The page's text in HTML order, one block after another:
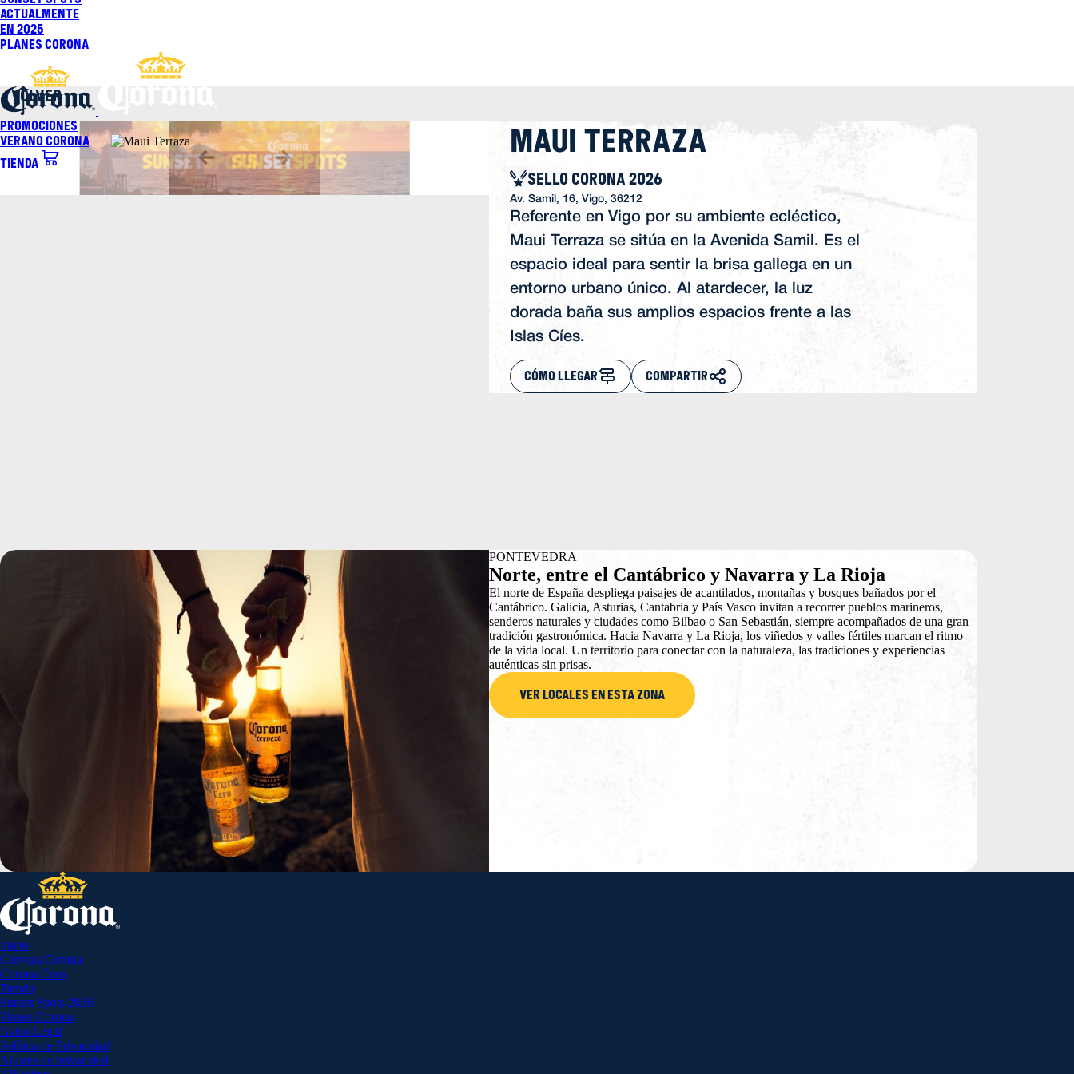
Saltar
al
contenido
Actualmente
En 2025
Planes Corona
Promociones
Verano Corona
Tienda
VOLVER
Maui Terraza
SELLO CORONA 2026
Av. Samil, 16, Vigo, 36212
Referente en Vigo por su ambiente ecléctico,
Maui Terraza se sitúa en la Avenida Samil. Es el
espacio ideal para sentir la brisa gallega en un
entorno urbano único. Al atardecer, la luz
dorada baña sus amplios espacios frente a las
Islas Cíes.
CÓMO LLEGAR COMPARTIR
PONTEVEDRA
Norte, entre el Cantábrico y Navarra y La Rioja
El norte de España despliega paisajes de acantilados, montañas y bosques bañados por el
Cantábrico. Galicia, Asturias, Cantabria y País Vasco invitan a recorrer pueblos marineros,
senderos naturales y ciudades como Bilbao o San Sebastián, siempre acompañados de una gran
tradición gastronómica. Hacia Navarra y La Rioja, los viñedos y valles fértiles marcan el ritmo
de la vida local. Un territorio para conectar con la naturaleza, las tradiciones y experiencias
auténticas sin prisas.
VER LOCALES EN ESTA ZONA
Inicio
Cerveza Corona
Corona Cero
Tienda
Sunset Spots 2026
Planes Corona
Aviso Legal
Política de Privacidad
Ajustes de privacidad